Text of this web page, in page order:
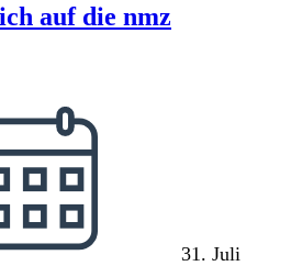
auf die nmz
31. Juli